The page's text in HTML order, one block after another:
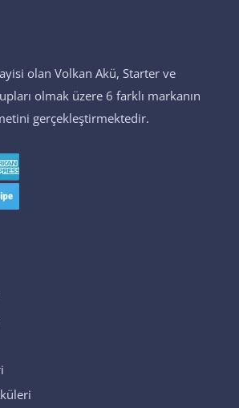
olan Volkan Akü, Starter ve
olmak üzere 6 farklı markanın
gerçekleştirmektedir.